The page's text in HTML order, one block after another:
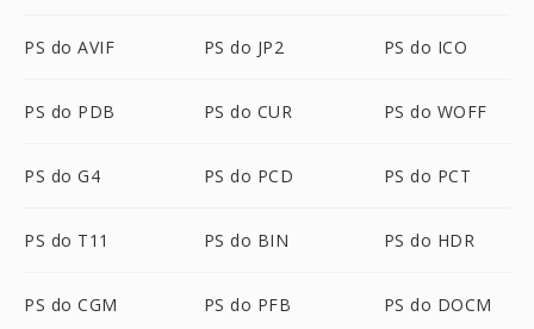
PS do AVIF PS do JP2 PS do ICO
PS do PDB PS do CUR PS do WOFF
PS do G4 PS do PCD PS do PCT
PS do T11 PS do BIN PS do HDR
PS do CGM PS do PFB PS do DOCM